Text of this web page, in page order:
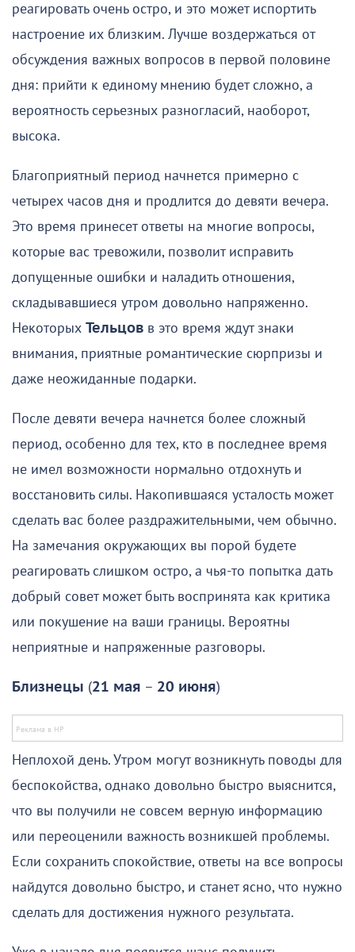
реагировать очень остро, и это может испортить
настроение их близким. Лучше воздержаться от
обсуждения важных вопросов в первой половине
дня: прийти к единому мнению будет сложно, а
вероятность серьезных разногласий, наоборот,
высока.
Благоприятный период начнется примерно с
четырех часов дня и продлится до девяти вечера.
Это время принесет ответы на многие вопросы,
которые вас тревожили, позволит исправить
допущенные ошибки и наладить отношения,
складывавшиеся утром довольно напряженно.
Некоторых Тельцов в это время ждут знаки
внимания, приятные романтические сюрпризы и
даже неожиданные подарки.
После девяти вечера начнется более сложный
период, особенно для тех, кто в последнее время
не имел возможности нормально отдохнуть и
восстановить силы. Накопившаяся усталость может
сделать вас более раздражительными, чем обычно.
На замечания окружающих вы порой будете
реагировать слишком остро, а чья-то попытка дать
добрый совет может быть воспринята как критика
или покушение на ваши границы. Вероятны
неприятные и напряженные разговоры.
Близнецы (21 мая – 20 июня)
Неплохой день. Утром могут возникнуть поводы для
беспокойства, однако довольно быстро выяснится,
что вы получили не совсем верную информацию
или переоценили важность возникшей проблемы.
Если сохранить спокойствие, ответы на все вопросы
найдутся довольно быстро, и станет ясно, что нужно
сделать для достижения нужного результата.